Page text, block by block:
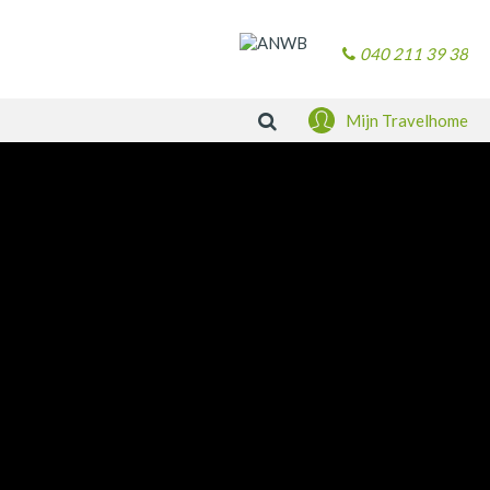
040 211 39 38
Zoeken Mijn Travelhome